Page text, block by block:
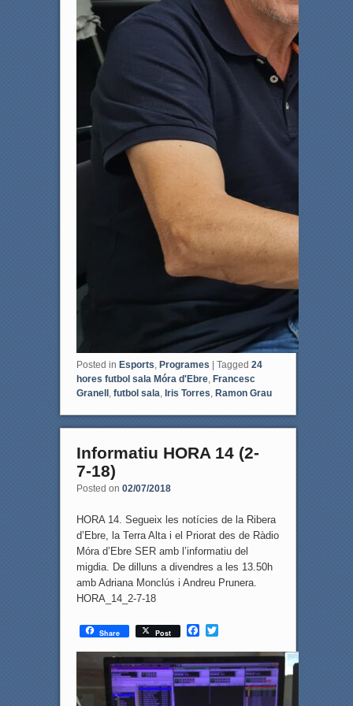
Posted in Esports Programes | Tagged 24
hores futbol sala Móra d'Ebre, Francesc
Granell, futbol sala Iris Torres Ramon Grau
Informatiu HORA 14 (2-
7-18)
Posted on 02/07/2018
HORA 14. Segueix les notícies de la Ribera
d’Ebre, la Terra Alta i el Priorat des de Ràdio
Móra d’Ebre SER amb l’informatiu del
migdia. De dilluns a divendres a les 13.50h
amb Adriana Monclús i Andreu Prunera.
HORA_14_2-7-18
Share Post
F
c
e
b
T
i
t
t